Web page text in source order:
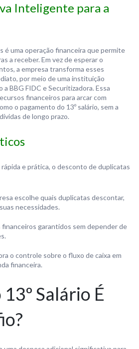
Inteligente para a
é uma operação financeira que permite
a receber. Em vez de esperar o
a empresa transforma esses
por meio de uma instituição
BBG FIDC e Securitizadora. Essa
financeiros para arcar com
o pagamento do 13º salário, sem a
de longo prazo.
e prática, o desconto de duplicatas
escolhe quais duplicatas descontar,
necessidades.
financeiros garantidos sem depender de
o controle sobre o fluxo de caixa em
financeira.
Salário É